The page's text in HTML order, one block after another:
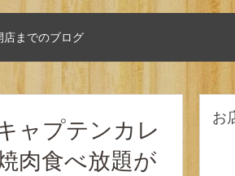
店までのブログ
ャプテンカレ
肉食べ放題が
お